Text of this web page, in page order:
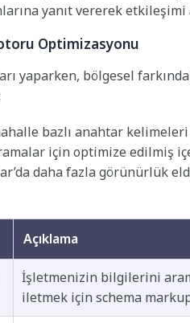
yanıt vererek etkileşimi
Optimizasyonu
yaparken, bölgesel
bazlı anahtar
için optimize edilmiş
daha fazla görünürlük
Açıklama
İşletmenizin bilgilerini
iletmek için schema